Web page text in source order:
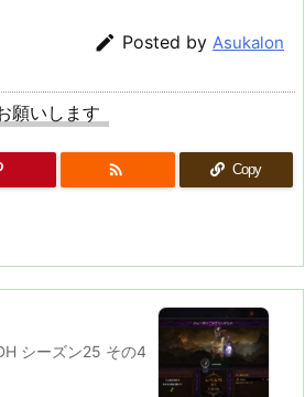
 Posted by Asukalon
願いします
 Copy
シーズン25 その4